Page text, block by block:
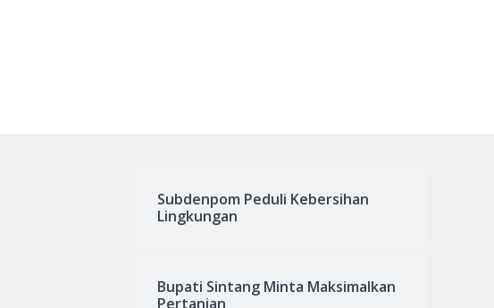
Subdenpom Peduli Kebersihan
Lingkungan
Bupati Sintang Minta Maksimalkan
Pertanian